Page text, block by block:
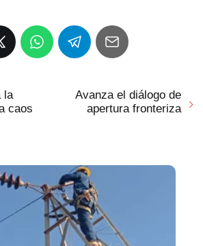
la
caos
Avanza el diálogo de
apertura fronteriza